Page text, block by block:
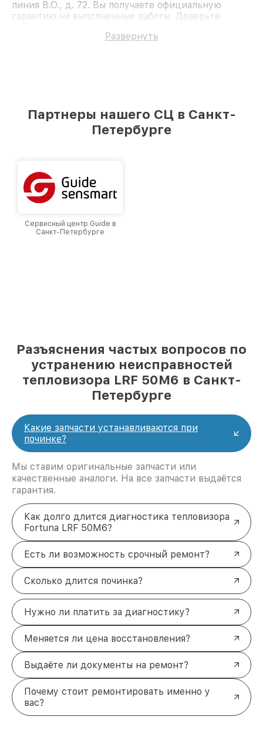
линия В.О., д. 72. Вы получаете официальную
гарантию на выполненные работы. Доверьте
Развернуть
Партнеры нашего СЦ в Санкт-
Петербурге
Сервисный центр Guide в
Санкт-Петербурге
Разъяснения частых вопросов по
устранению неисправностей
тепловизора LRF 50M6 в Санкт-
Петербурге
Какие запчасти устанавливаются при
починке?
Мы ставим оригинальные запчасти или
качественные аналоги. На все запчасти выдаётся
гарантия.
Как долго длится диагностика тепловизора
Fortuna LRF 50M6?
Есть ли возможность срочный ремонт?
Сколько длится починка?
Нужно ли платить за диагностику?
Меняется ли цена восстановления?
Выдаёте ли документы на ремонт?
Почему стоит ремонтировать именно у
вас?